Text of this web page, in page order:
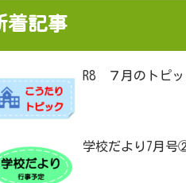
着記事
R8 ７月のトピッ
学校だより7月号